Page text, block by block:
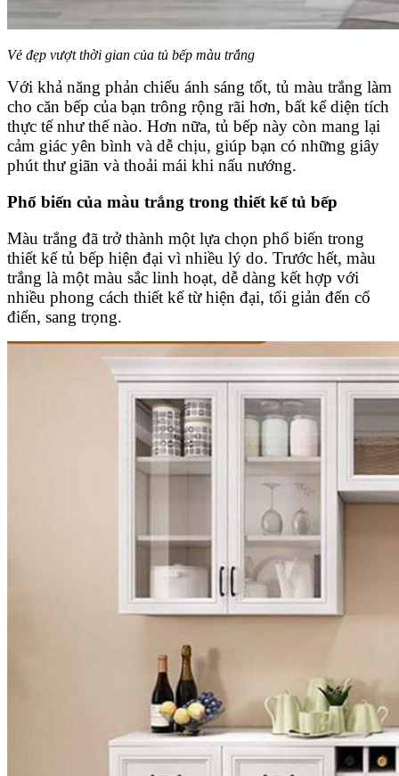
Vẻ đẹp vượt thời gian của tủ bếp màu trắng
Với khả năng phản chiếu ánh sáng tốt, tủ màu trắng làm
cho căn bếp của bạn trông rộng rãi hơn, bất kể diện tích
thực tế như thế nào. Hơn nữa, tủ bếp này còn mang lại
cảm giác yên bình và dễ chịu, giúp bạn có những giây
phút thư giãn và thoải mái khi nấu nướng.
Phổ biến của màu trắng trong thiết kế tủ bếp
Màu trắng đã trở thành một lựa chọn phổ biến trong
thiết kế tủ bếp hiện đại vì nhiều lý do. Trước hết, màu
trắng là một màu sắc linh hoạt, dễ dàng kết hợp với
nhiều phong cách thiết kế từ hiện đại, tối giản đến cổ
điển, sang trọng.